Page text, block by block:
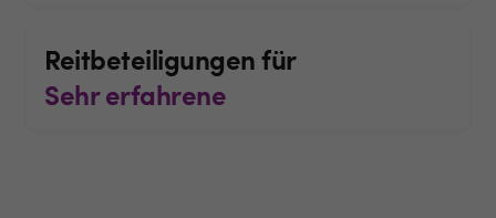
Reitbeteiligungen für
Sehr erfahrene